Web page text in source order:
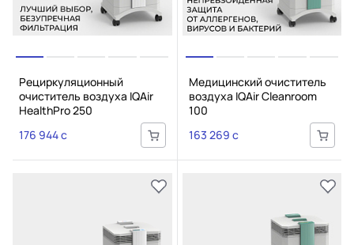
Рециркуляционный
очиститель воздуха IQAir
HealthPro 250
176 944 c
Медицинский очиститель
воздуха IQAir Cleanroom
100
163 269 c